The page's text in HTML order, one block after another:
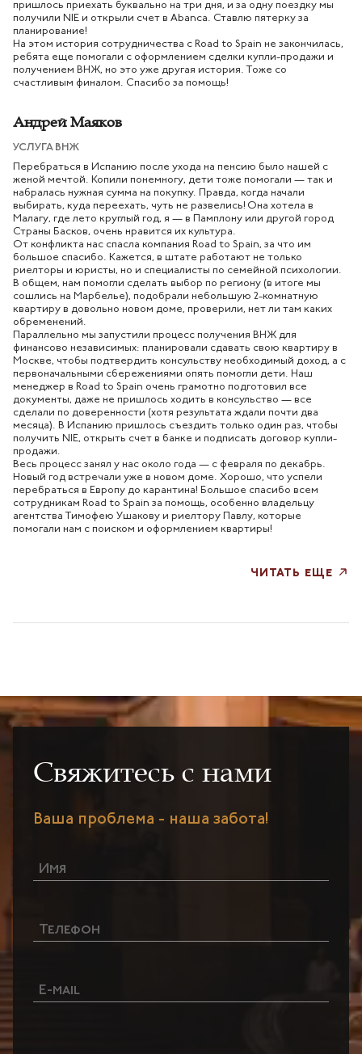
пришлось приехать буквально на три дня, и за одну поездку мы
получили NIE и открыли счет в Abanca. Ставлю пятерку за
планирование!
На этом история сотрудничества с Road to Spain не закончилась,
ребята еще помогали с оформлением сделки купли-продажи и
получением ВНЖ, но это уже другая история. Тоже со
счастливым финалом. Спасибо за помощь!
Андрей Маяков
УСЛУГА ВНЖ
Перебраться в Испанию после ухода на пенсию было нашей с
женой мечтой. Копили понемногу, дети тоже помогали — так и
набралась нужная сумма на покупку. Правда, когда начали
выбирать, куда переехать, чуть не развелись! Она хотела в
Малагу, где лето круглый год, я — в Памплону или другой город
Страны Басков, очень нравится их культура.
От конфликта нас спасла компания Road to Spain, за что им
большое спасибо. Кажется, в штате работают не только
риелторы и юристы, но и специалисты по семейной психологии.
В общем, нам помогли сделать выбор по региону (в итоге мы
сошлись на Марбелье), подобрали небольшую 2-комнатную
квартиру в довольно новом доме, проверили, нет ли там каких
обременений.
Параллельно мы запустили процесс получения ВНЖ для
финансово независимых: планировали сдавать свою квартиру в
Москве, чтобы подтвердить консульству необходимый доход, а с
первоначальными сбережениями опять помогли дети. Наш
менеджер в Road to Spain очень грамотно подготовил все
документы, даже не пришлось ходить в консульство — все
сделали по доверенности (хотя результата ждали почти два
месяца). В Испанию пришлось съездить только один раз, чтобы
получить NIE, открыть счет в банке и подписать договор купли-
продажи.
Весь процесс занял у нас около года — с февраля по декабрь.
Новый год встречали уже в новом доме. Хорошо, что успели
перебраться в Европу до карантина! Большое спасибо всем
сотрудникам Road to Spain за помощь, особенно владельцу
агентства Тимофею Ушакову и риелтору Павлу, которые
помогали нам с поиском и оформлением квартиры!
ЧИТАТЬ ЕЩЕ
Свяжитесь с нами
Ваша проблема - наша забота!